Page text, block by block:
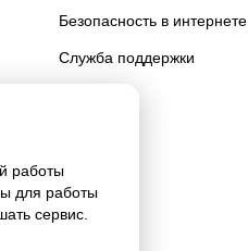
работы
для работы
сервис.
Безопасность в интернете
Служба поддержки